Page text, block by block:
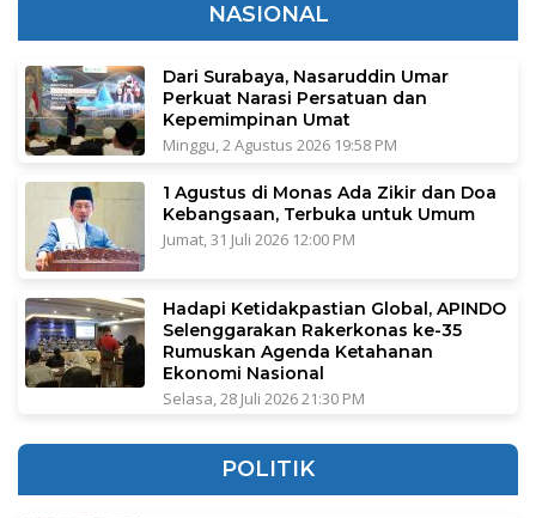
NASIONAL
Dari Surabaya, Nasaruddin Umar
Perkuat Narasi Persatuan dan
Kepemimpinan Umat
Minggu, 2 Agustus 2026 19:58 PM
1 Agustus di Monas Ada Zikir dan Doa
Kebangsaan, Terbuka untuk Umum
Jumat, 31 Juli 2026 12:00 PM
Hadapi Ketidakpastian Global, APINDO
Selenggarakan Rakerkonas ke-35
Rumuskan Agenda Ketahanan
Ekonomi Nasional
Selasa, 28 Juli 2026 21:30 PM
POLITIK